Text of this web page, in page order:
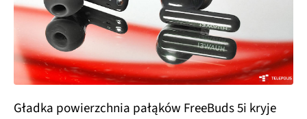
Gładka powierzchnia pałąków FreeBuds 5i kryje